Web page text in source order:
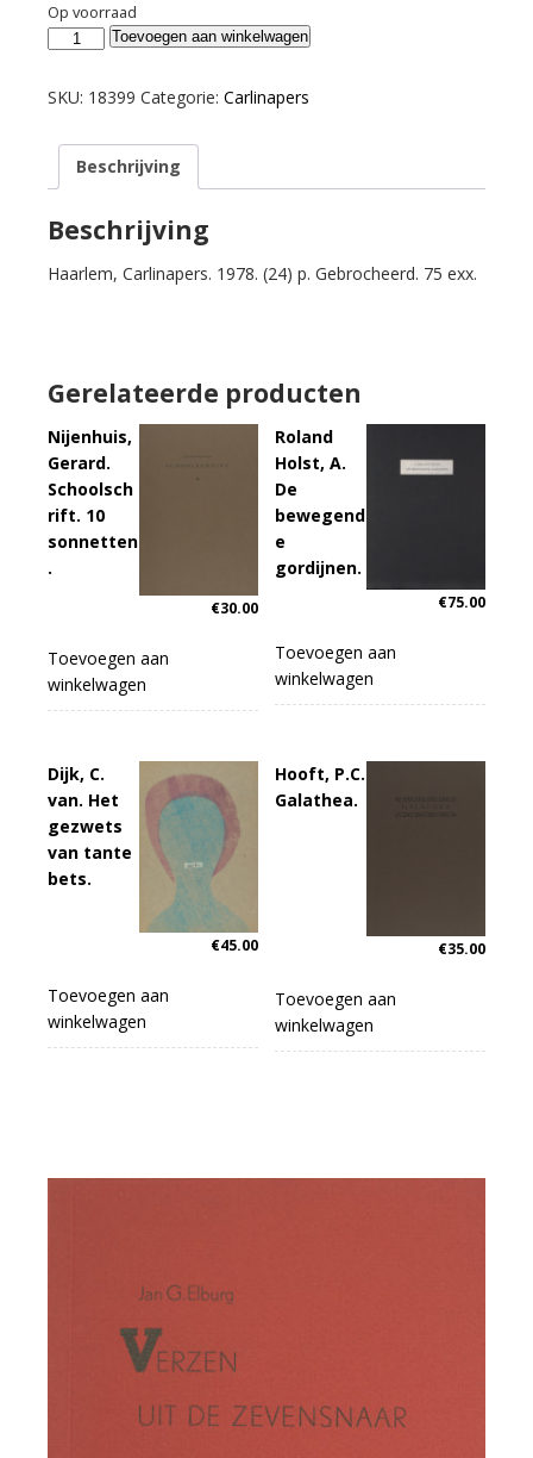
Op voorraad
Elburg,
G.
uit
zevensnaar.
aantal
Toevoegen aan winkelwagen
SKU: 18399 Categorie: Carlinapers
Beschrijving
Beschrijving
Haarlem, Carlinapers. 1978. (24) p. Gebrocheerd. 75 exx.
Gerelateerde producten
Nijenhuis,
Gerard.
Schoolsch
rift. 10
sonnetten
.
€30.00
Toevoegen aan
winkelwagen
Roland
Holst, A.
De
bewegend
e
gordijnen.
€75.00
Toevoegen aan
winkelwagen
Dijk, C.
van. Het
gezwets
van tante
bets.
€45.00
Toevoegen aan
winkelwagen
Hooft, P.C.
Galathea.
€35.00
Toevoegen aan
winkelwagen